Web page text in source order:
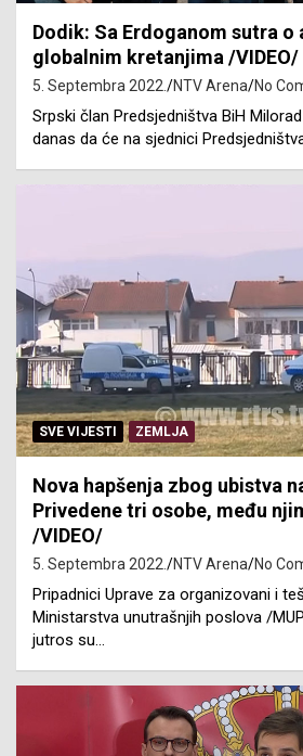
Dodik: Sa Erdoganom sutra o
globalnim kretanjima /VIDEO/
5. Septembra 2022. NTV Arena No
Srpski član Predsjedništva BiH
danas da će na sjednici
SVE VIJESTI ZEMLJA
Nova hapšenja zbog ubistva
Privedene tri osobe, među
/VIDEO/
5. Septembra 2022. NTV Arena No
Pripadnici Uprave za organizovani i
Ministarstva unutrašnjih poslova /
jutros su…